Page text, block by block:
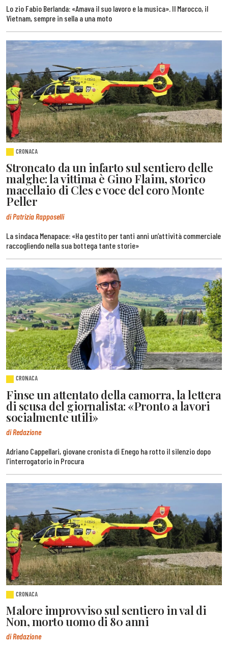
Lo zio Fabio Berlanda: «Amava il suo lavoro e la musica». Il Marocco, il
Vietnam, sempre in sella a una moto
CRONACA
Stroncato da un infarto sul sentiero delle
malghe: la vittima è Gino Flaim, storico
macellaio di Cles e voce del coro Monte
Peller
di Patrizia Rapposelli
La sindaca Menapace: «Ha gestito per tanti anni un’attività commerciale
raccogliendo nella sua bottega tante storie»
CRONACA
Finse un attentato della camorra, la lettera
di scusa del giornalista: «Pronto a lavori
socialmente utili»
di Redazione
Adriano Cappellari, giovane cronista di Enego ha rotto il silenzio dopo
l'interrogatorio in Procura
CRONACA
Malore improvviso sul sentiero in val di
Non, morto uomo di 80 anni
di Redazione